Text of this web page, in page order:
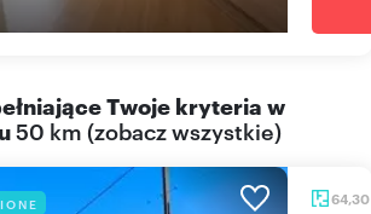
Twoje kryteria w
50 km (zobacz wszystkie)
64,30